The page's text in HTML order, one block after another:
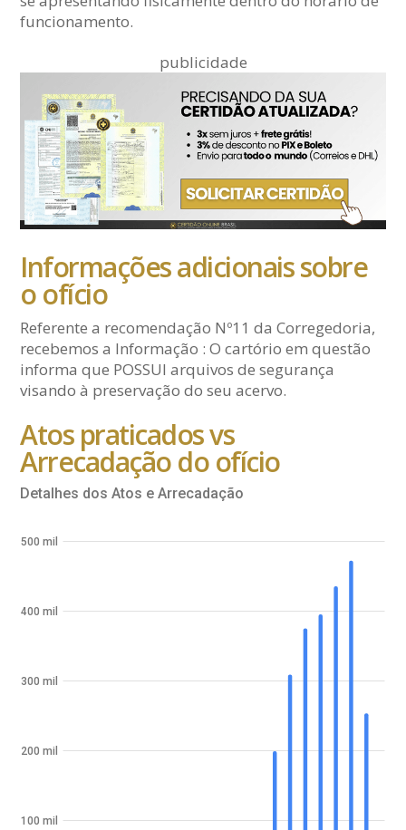
funcionamento.
publicidade
Informações adicionais sobre
o ofício
Referente a recomendação Nº11 da Corregedoria,
recebemos a Informação : O cartório em questão
informa que POSSUI arquivos de segurança
visando à preservação do seu acervo.
Atos praticados vs
Arrecadação do ofício
Detalhes dos Atos e Arrecadação
100 mil
200 mil
300 mil
400 mil
500 mil